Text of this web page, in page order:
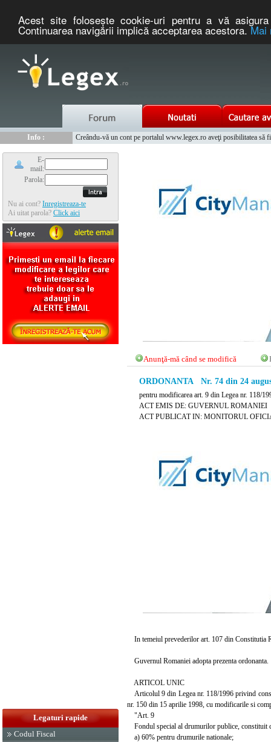
Acest site foloseşte cookie-uri pentru a vă
Continuarea navigării implică acceptarea acestora.Mai
Info :
www.tntauto.ro - Managementul Integrat al Parcului Auto
E-
mail:
Parola:
Nu ai cont? Inregistreaza-te
Ai uitat parola? Click aici
Legaturi rapide
Codul Fiscal
Anunţă-mă când se modifică
ORDONANTA Nr. 74 din 24
pentru modificarea art. 9 din Legea nr. 118/
ACT EMIS DE: GUVERNUL ROMANIEI
ACT PUBLICAT IN: MONITORUL
In temeiul prevederilor art. 107 din Constitutia
Guvernul Romaniei adopta prezenta ordonanta.
ARTICOL UNIC
Articolul 9 din Legea nr. 118/1996 privind
nr. 150 din 15 aprilie 1998, cu modificarile si
"Art. 9
Fondul special al drumurilor publice, constituit
a) 60% pentru drumurile nationale;